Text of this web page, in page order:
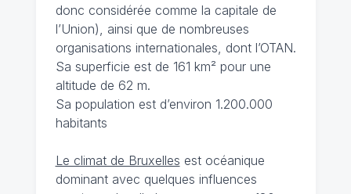
donc considérée comme la capitale de
l’Union), ainsi que de nombreuses
organisations internationales, dont l’OTAN.
Sa superficie est de 161 km² pour une
altitude de 62 m.
Sa population est d’environ 1.200.000
habitants
Le climat de Bruxelles est océanique
dominant avec quelques influences